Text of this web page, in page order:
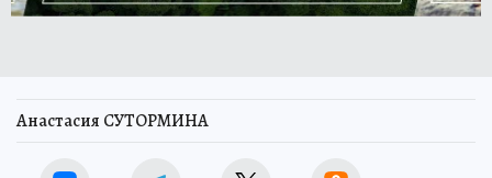
Анастасия СУТОРМИНА